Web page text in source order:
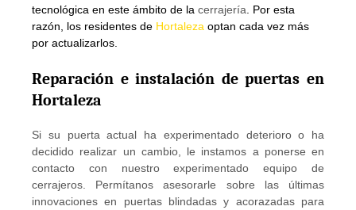
tecnológica en este ámbito de la cerrajería . Por esta
razón, los residentes de Hortaleza optan cada vez más
por actualizarlos.
Reparación e instalación de puertas en
Hortaleza
Si su puerta actual ha experimentado deterioro o ha
decidido realizar un cambio, le instamos a ponerse en
contacto con nuestro experimentado equipo de
cerrajeros. Permítanos asesorarle sobre las últimas
innovaciones en puertas blindadas y acorazadas para